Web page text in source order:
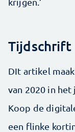
Tijdschrift
DIt artikel
van 2020 in
Koop de
een flinke